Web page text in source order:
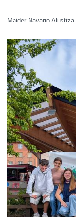
Maider Navarro Alustiza